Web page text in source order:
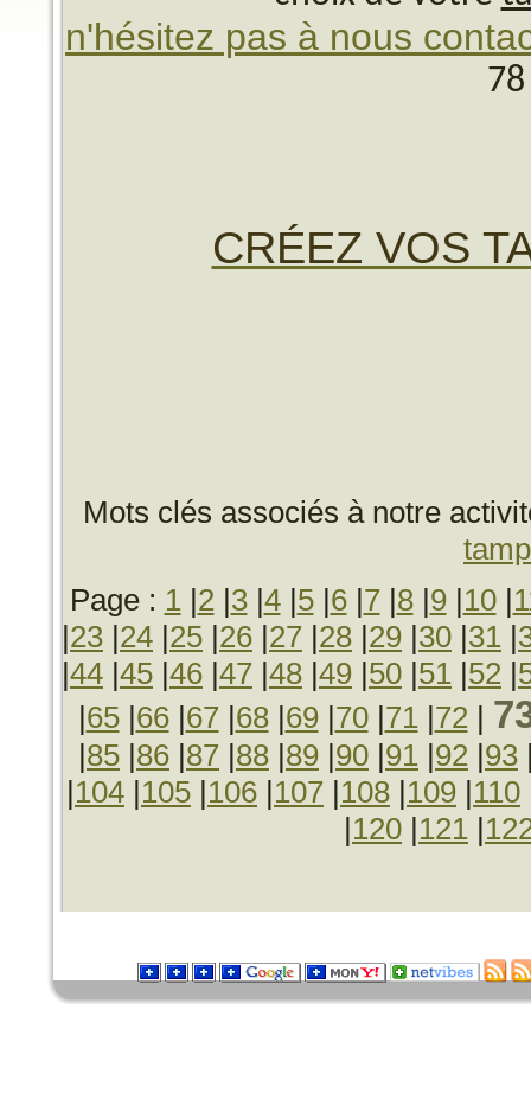
n'hésitez pas à nous
CRÉEZ VOS
Mots clés associés à notre
Page : 1|2|3|4|5|6|7|8|9|10|
|23 |24 |25 |26 |27 |28 |29 |30 |31 |
|44 |45 |46 |47 |48 |49 |50 |51 |52 |
|65|66|67|68|69|70|71|72|
|85 |86 |87 |88 |89 |90 |91 |92 |93
|104 |105 |106 |107 |108 |109 |110
|120 |121 |